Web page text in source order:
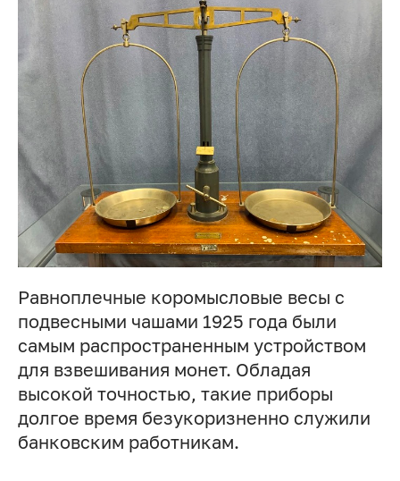
Равноплечные коромысловые весы с
подвесными чашами 1925 года были
самым распространенным устройством
для взвешивания монет. Обладая
высокой точностью, такие приборы
долгое время безукоризненно служили
банковским работникам.